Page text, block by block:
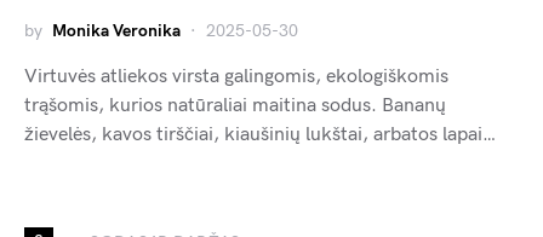
by Monika Veronika 2025-05-30
Virtuvės atliekos virsta galingomis, ekologiškomis
trąšomis, kurios natūraliai maitina sodus. Bananų
žievelės, kavos tirščiai, kiaušinių lukštai, arbatos lapai…